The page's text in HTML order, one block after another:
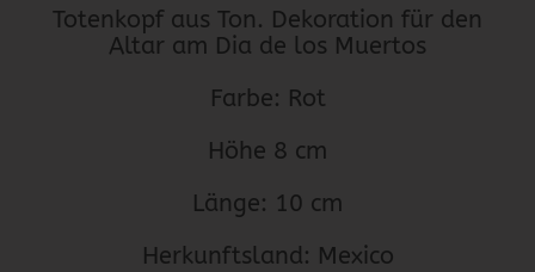
Totenkopf aus Ton. Dekoration für den
Altar am Dia de los Muertos
Farbe: Rot
Höhe 8 cm
Länge: 10 cm
Herkunftsland: Mexico